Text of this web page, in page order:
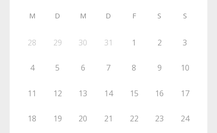
M D M D F S S
28 29 30 31 1 2 3
4 5 6 7 8 9 10
11 12 13 14 15 16 17
18 19 20 21 22 23 24